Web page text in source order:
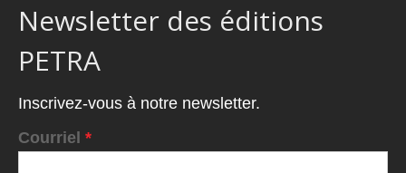
Newsletter des éditions
PETRA
Inscrivez-vous à notre newsletter.
Courriel *